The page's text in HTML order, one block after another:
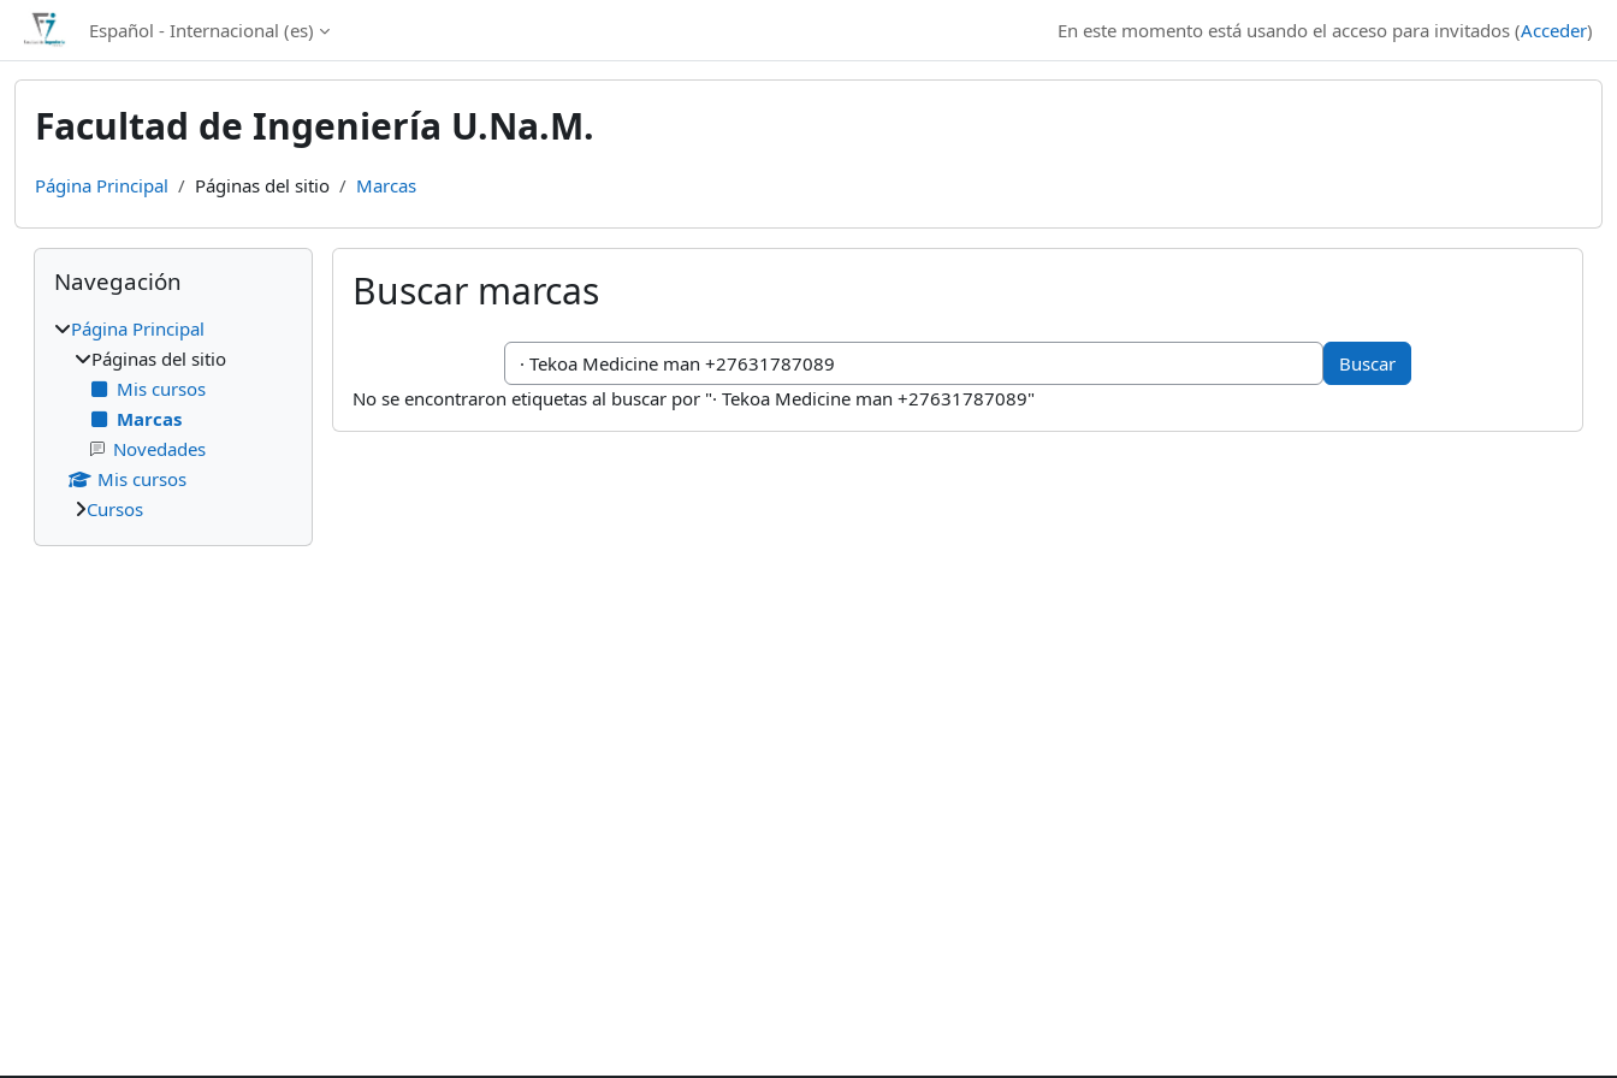
Salta al contenido principal
Español - Internacional ‎(es)‎ En este momento está usando el acceso para invitados (Acceder)
Facultad de Ingeniería U.Na.M.
Página Principal Páginas del sitio Marcas
Buscar marcas
Buscar marcas
No se encontraron etiquetas al buscar por "· Tekoa Medicine man +27631787089"
Bloques
Salta Navegación
Navegación
Página Principal
Páginas del sitio
Mis cursos
Marcas
Novedades
Mis cursos
Cursos